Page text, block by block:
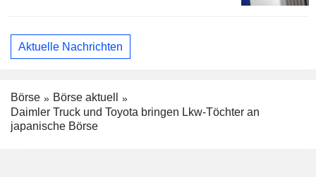
Aktuelle Nachrichten
Börse
Börse aktuell
Daimler Truck und Toyota bringen Lkw-Töchter an
japanische Börse